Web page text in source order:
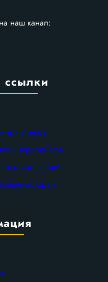
наш канал:
агентов
и террористов
организаций
стран